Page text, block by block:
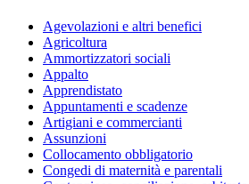
Agevolazioni e altri benefici
Agricoltura
Ammortizzatori sociali
Appalto
Apprendistato
Appuntamenti e scadenze
Artigiani e commercianti
Assunzioni
Collocamento obbligatorio
Congedi di maternità e parentali